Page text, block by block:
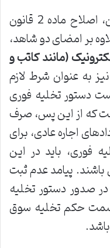
یکی از مهم ترین مواد این قانون، اصلاح ماده 2 قانون
بر امضای دو شاهد،
(مانند کاتب و
به عنوان شرط لازم
دستور تخلیه فوری
که از این پس، صرف
اجاره عادی، برای
فوری، باید در این
پیامد عدم ثبت
صدور دستور تخلیه
سمت حکم تخلیه سوق